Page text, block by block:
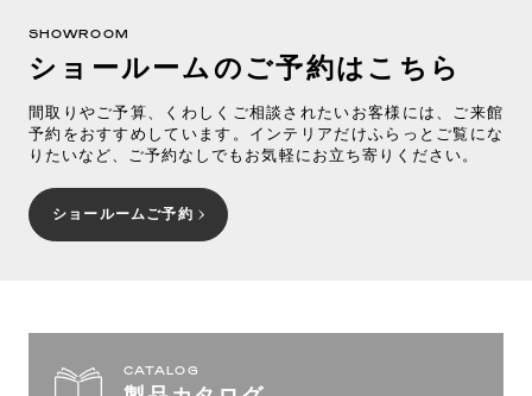
SHOWROOM
ショールームのご予約はこちら
間取りやご予算、くわしくご相談されたいお客様には、ご来館
予約をおすすめしています。インテリアだけふらっとご覧にな
りたいなど、ご予約なしでもお気軽にお立ち寄りください。
ショールームご予約
CATALOG